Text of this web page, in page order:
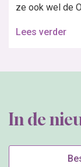
ze ook wel de
Lees verder
In de